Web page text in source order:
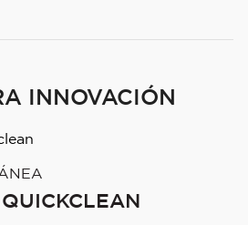
INNOVACIÓN